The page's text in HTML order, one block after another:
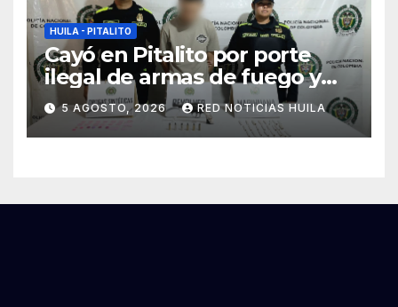
HUILA - PITALITO
Cayó en Pitalito por porte
ilegal de armas de fuego y
tráfico de estupefacientes
5 AGOSTO, 2026 RED NOTICIAS HUILA